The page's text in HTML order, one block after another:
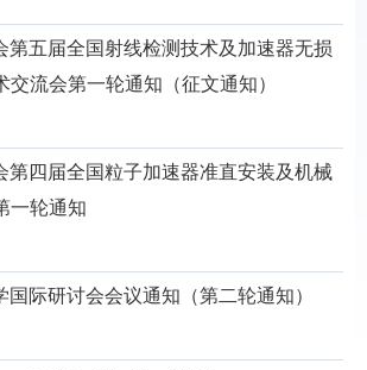
第五届全国射线检测技术及加速器无损
交流会第一轮通知（征文通知）
第四届全国粒子加速器准直安装及机械
一轮通知
国际研讨会会议通知（第二轮通知）